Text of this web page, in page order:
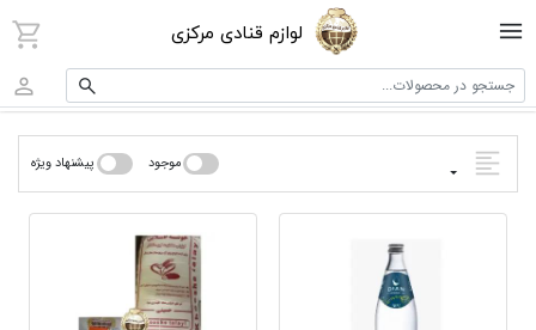
لوازم قنادی مرکزی
جستجو در محصولات...
موجود پیشنهاد ویژه